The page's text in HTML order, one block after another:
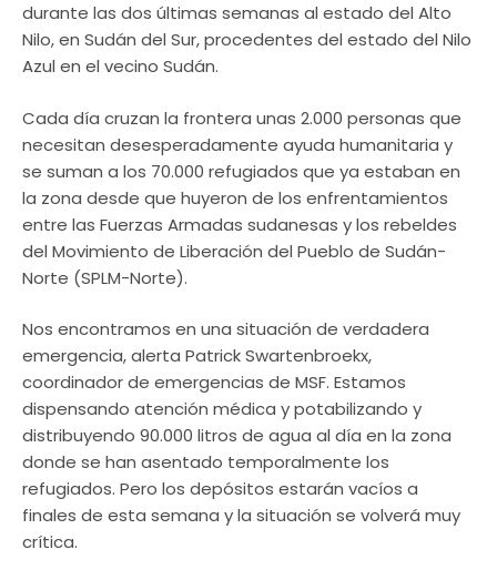
durante las dos últimas semanas al estado del Alto
Nilo, en Sudán del Sur, procedentes del estado del Nilo
Azul en el vecino Sudán.
Cada día cruzan la frontera unas 2.000 personas que
necesitan desesperadamente ayuda humanitaria y
se suman a los 70.000 refugiados que ya estaban en
la zona desde que huyeron de los enfrentamientos
entre las Fuerzas Armadas sudanesas y los rebeldes
del Movimiento de Liberación del Pueblo de Sudán-
Norte (SPLM-Norte).
Nos encontramos en una situación de verdadera
emergencia, alerta Patrick Swartenbroekx,
coordinador de emergencias de MSF. Estamos
dispensando atención médica y potabilizando y
distribuyendo 90.000 litros de agua al día en la zona
donde se han asentado temporalmente los
refugiados. Pero los depósitos estarán vacíos a
finales de esta semana y la situación se volverá muy
crítica.